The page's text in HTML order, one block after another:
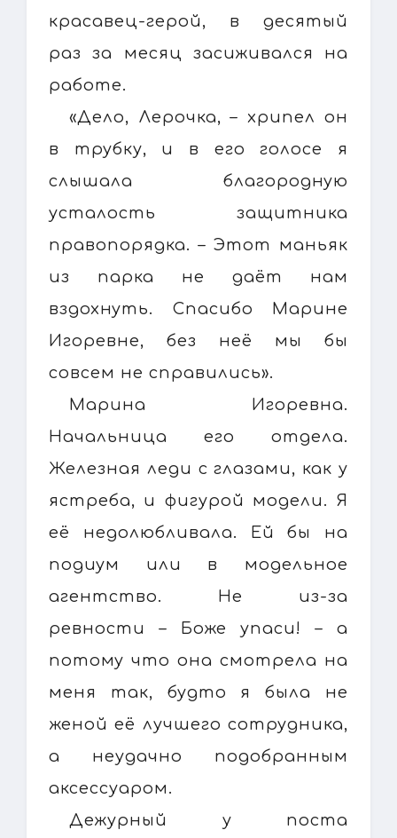
красавец-герой, в десятый
раз за месяц засиживался на
работе.
«Дело, Лерочка, – хрипел он
в трубку, и в его голосе я
слышала благородную
усталость защитника
правопорядка. – Этот маньяк
из парка не даёт нам
вздохнуть. Спасибо Марине
Игоревне, без неё мы бы
совсем не справились».
Марина Игоревна.
Начальница его отдела.
Железная леди с глазами, как у
ястреба, и фигурой модели. Я
её недолюбливала. Ей бы на
подиум или в модельное
агентство. Не из-за
ревности – Боже упаси! – а
потому что она смотрела на
меня так, будто я была не
женой её лучшего сотрудника,
а неудачно подобранным
аксессуаром.
Дежурный у поста